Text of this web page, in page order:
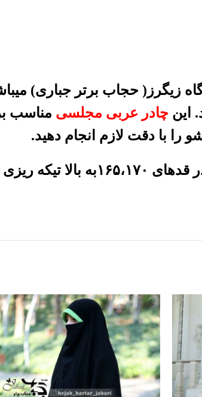
زیگرز( حجاب برتر جباری)
این چادر عربی مجلسی مناسب
با دقت لازم انجام دهید.
تمامی چادرها با پارچه عرض بلند دوخته